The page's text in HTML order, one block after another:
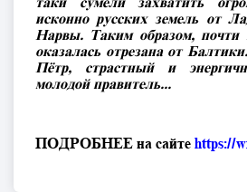
исконно русских земель от
Нарвы. Таким образом, почти
оказалась отрезана от
Пётр, страстный и
молодой правитель...
ПОДРОБНЕЕ на сайте https://